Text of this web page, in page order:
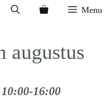
Menu
augustus
10:00-16:00